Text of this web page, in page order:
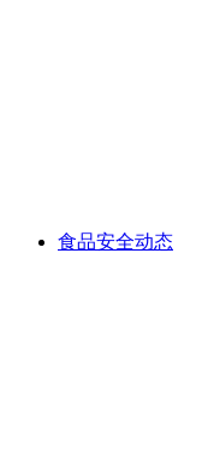
食品安全动态